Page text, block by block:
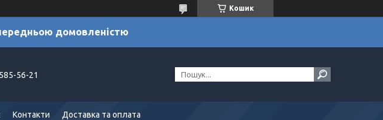
Кошик
домовленістю
56-21
Контакти Доставка та оплата